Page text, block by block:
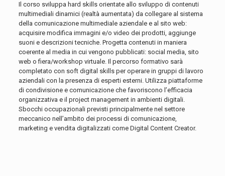
Il corso sviluppa hard skills orientate allo sviluppo di contenuti
multimediali dinamici (realtà aumentata) da collegare al sistema
della comunicazione multimediale aziendale e al sito web:
acquisire modifica immagini e/o video dei prodotti, aggiunge
suoni e descrizioni tecniche. Progetta contenuti in maniera
coerente al media in cui vengono pubblicati: social media, sito
web o fiera/workshop virtuale. Il percorso formativo sarà
completato con soft digital skills per operare in gruppi di lavoro
aziendali con la presenza di esperti esterni. Utilizza piattaforme
di condivisione e comunicazione che favoriscono l’efficacia
organizzativa e il project management in ambienti digitali.
Sbocchi occupazionali previsti principalmente nel settore
meccanico nell’ambito dei processi di comunicazione,
marketing e vendita digitalizzati come Digital Content Creator.